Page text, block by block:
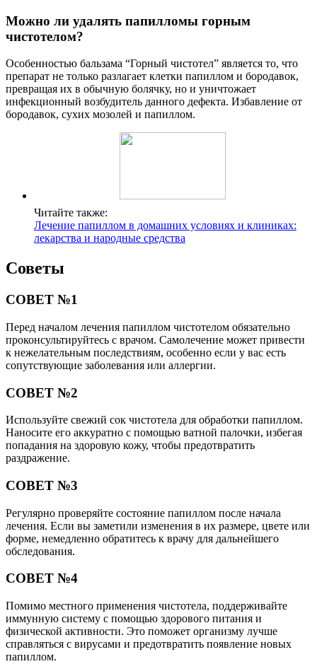
Можно ли удалять папилломы горным
чистотелом?
Особенностью бальзама “Горный чистотел” является то, что
препарат не только разлагает клетки папиллом и бородавок,
превращая их в обычную болячку, но и уничтожает
инфекционный возбудитель данного дефекта. Избавление от
бородавок, сухих мозолей и папиллом.
Читайте также:
Лечение папиллом в домашних условиях и клиниках:
лекарства и народные средства
Советы
СОВЕТ №1
Перед началом лечения папиллом чистотелом обязательно
проконсультируйтесь с врачом. Самолечение может привести
к нежелательным последствиям, особенно если у вас есть
сопутствующие заболевания или аллергии.
СОВЕТ №2
Используйте свежий сок чистотела для обработки папиллом.
Наносите его аккуратно с помощью ватной палочки, избегая
попадания на здоровую кожу, чтобы предотвратить
раздражение.
СОВЕТ №3
Регулярно проверяйте состояние папиллом после начала
лечения. Если вы заметили изменения в их размере, цвете или
форме, немедленно обратитесь к врачу для дальнейшего
обследования.
СОВЕТ №4
Помимо местного применения чистотела, поддерживайте
иммунную систему с помощью здорового питания и
физической активности. Это поможет организму лучше
справляться с вирусами и предотвратить появление новых
папиллом.